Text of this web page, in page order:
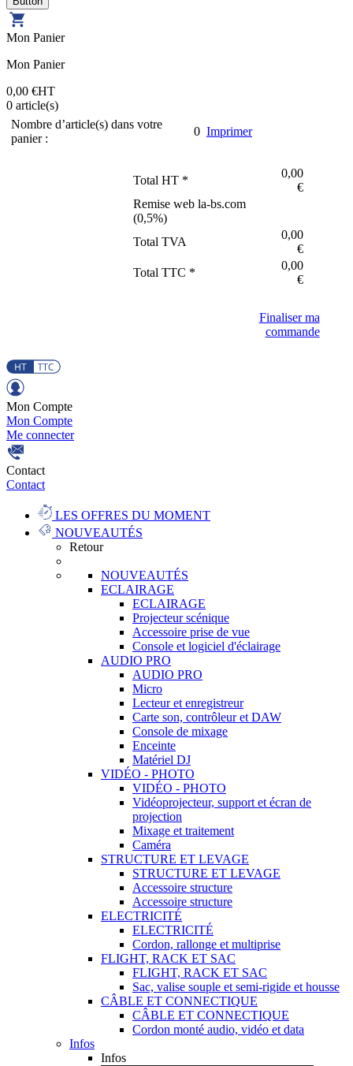
Mon Panier
Mon Panier
0,00 €HT
0 article(s)
Nombre d’article(s) dans votre
panier :
0 Imprimer
Total HT *
0,00
€
Remise web la-bs.com
(0,5%)
Total TVA
0,00
€
Total TTC *
0,00
€
Finaliser ma
commande
Mon Compte
Mon Compte
Me connecter
Contact
Contact
LES OFFRES DU MOMENT
NOUVEAUTÉS
Retour
NOUVEAUTÉS
ECLAIRAGE
ECLAIRAGE
Projecteur scénique
Accessoire prise de vue
Console et logiciel d'éclairage
AUDIO PRO
AUDIO PRO
Micro
Lecteur et enregistreur
Carte son, contrôleur et DAW
Console de mixage
Enceinte
Matériel DJ
VIDÉO - PHOTO
VIDÉO - PHOTO
Vidéoprojecteur, support et écran de
projection
Mixage et traitement
Caméra
STRUCTURE ET LEVAGE
STRUCTURE ET LEVAGE
Accessoire structure
Accessoire structure
ELECTRICITÉ
ELECTRICITÉ
Cordon, rallonge et multiprise
FLIGHT, RACK ET SAC
FLIGHT, RACK ET SAC
Sac, valise souple et semi-rigide et housse
CÂBLE ET CONNECTIQUE
CÂBLE ET CONNECTIQUE
Cordon monté audio, vidéo et data
Infos
Infos